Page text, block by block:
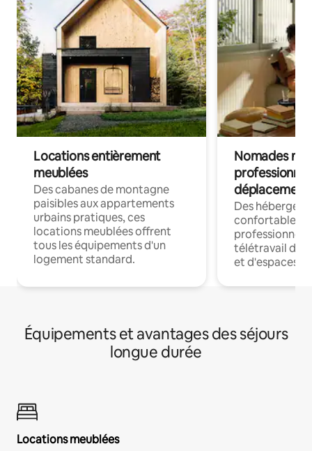
Locations entièrement
meublées
Des cabanes de montagne
paisibles aux appartements
urbains pratiques, ces
locations meublées offrent
tous les équipements d'un
logement standard.
Nomades
déplacement
Des
confortables
professionnels
télétravail
et d'espaces
Équipements et avantages des séjours
longue durée
Locations meublées